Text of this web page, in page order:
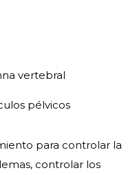
vertebral
pélvicos
para controlar la
controlar los